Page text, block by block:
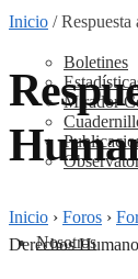
Boletines
Mirador
Nosotros
Inicio /
Inicio › Foros ›
Derechos